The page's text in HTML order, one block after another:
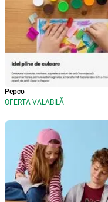
Pepco
OFERTA VALABILĂ